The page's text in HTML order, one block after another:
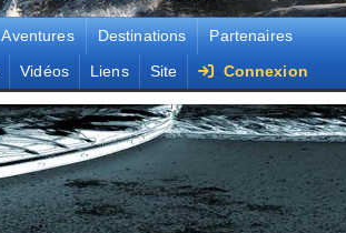
Aventures Destinations
Partenaires
Vidéos Liens Site Connexion